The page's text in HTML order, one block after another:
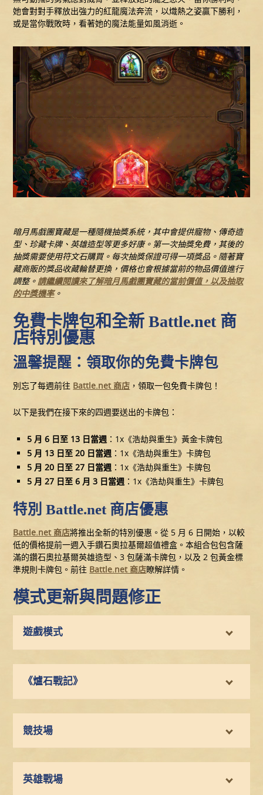
她會對對手釋放出強力的紅龍魔法奔流，以熾熱之姿贏下勝利，
或是當你戰敗時，看著她的魔法能量如風消逝。
暗月馬戲團寶藏是一種隨機抽獎系統，其中會提供寵物、傳奇造
型、珍藏卡牌、英雄造型等更多好康。第一次抽獎免費，其後的
抽獎需要使用符文石購買。每次抽獎保證可得一項獎品。隨著寶
藏商販的獎品收藏輪替更換，價格也會根據當前的物品價值進行
調整。 請繼續閱讀來了解暗月馬戲團寶藏的當前價值，以及抽取
的中獎機率。
免費卡牌包和全新 Battle.net 商
店特別優惠
溫馨提醒：領取你的免費卡牌包
別忘了每週前往 Battle.net 商店 ，領取一包免費卡牌包！
以下是我們在接下來的四週要送出的卡牌包：
5 月 6 日至 13 日當週 ：1x《浩劫與重生》黃金卡牌包
5 月 13 日至 20 日當週 ：1x《浩劫與重生》卡牌包
5 月 20 日至 27 日當週 ：1x《浩劫與重生》卡牌包
5 月 27 日至 6 月 3 日當週 ：1x《浩劫與重生》卡牌包
特別 Battle.net 商店優惠
Battle.net 商店將推出全新的特別優惠。從 5 月 6 日開始，以較
低的價格提前一週入手鑽石奧拉基爾超值禮盒。本組合包包含薩
滿的鑽石奧拉基爾英雄造型、3 包薩滿卡牌包，以及 2 包黃金標
準規則卡牌包。前往 Battle.net 商店瞭解詳情。
模式更新與問題修正
遊戲模式
《爐石戰記》
競技場
英雄戰場